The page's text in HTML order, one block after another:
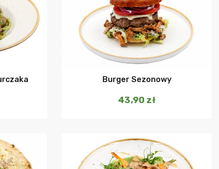
Dodaj do koszyka
Burger Sezonowy
43,90 zł